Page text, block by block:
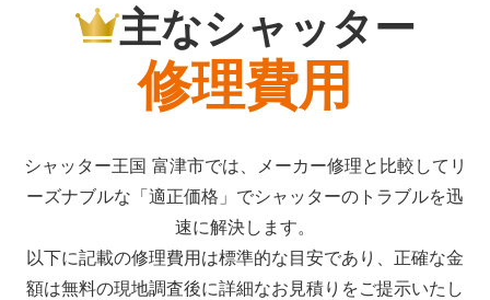
主なシャッター
修理費用
シャッター王国 富津市では、メーカー修理と比較してリ
ーズナブルな「適正価格」でシャッターのトラブルを迅
速に解決します。
以下に記載の修理費用は標準的な目安であり、正確な金
額は無料の現地調査後に詳細なお見積りをご提示いたし